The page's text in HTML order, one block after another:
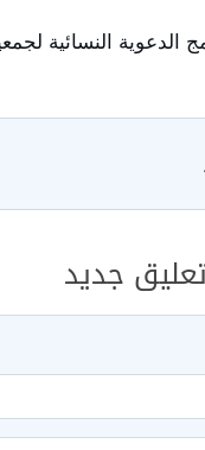
الدعوية النسائية
جديد